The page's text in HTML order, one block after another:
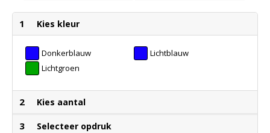
1 Kies kleur
Donkerblauw
Lichtblauw
Lichtgroen
2 Kies aantal
3 Selecteer opdruk